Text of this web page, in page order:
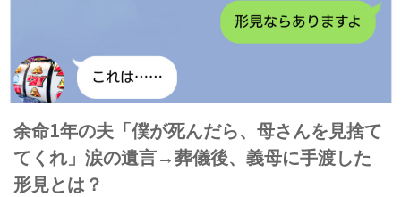
余命1年の夫「僕が死んだら、母さんを見捨て
てくれ」涙の遺言→葬儀後、義母に手渡した
形見とは？